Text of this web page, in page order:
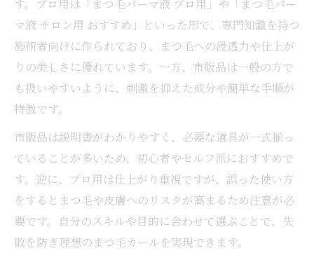
す。プロ用は「まつ毛パーマ液 プロ用」や「まつ毛パー
マ液 サロン用 おすすめ」といった形で、専門知識を持つ
施術者向けに作られており、まつ毛への浸透力や仕上が
りの美しさに優れています。一方、市販品は一般の方で
も扱いやすいように、刺激を抑えた成分や簡単な手順が
特徴です。
市販品は説明書がわかりやすく、必要な道具が一式揃っ
ていることが多いため、初心者やセルフ派におすすめで
す。逆に、プロ用は仕上がり重視ですが、誤った使い方
をするとまつ毛や皮膚へのリスクが高まるため注意が必
要です。自分のスキルや目的に合わせて選ぶことで、失
敗を防ぎ理想のまつ毛カールを実現できます。